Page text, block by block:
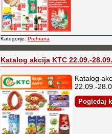
Kategorije: Prehrana
Katalog akcija KTC 22.09.-
Katalog
22.09.-
Pogledaj